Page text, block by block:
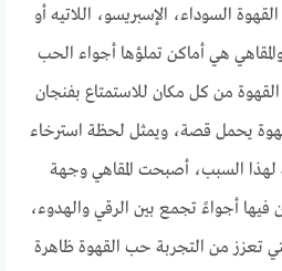
السوداء، الإسبريسو، اللاتيه أو
هي أماكن تملؤها أجواء الحب
من كل مكان للاستمتاع بفنجان
يحمل قصة، ويمثل لحظة استرخاء
السبب، أصبحت المقاهي وجهة
أجواءً تجمع بين الرقي والهدوء،
تعزز من التجربة حب القهوة ظاهرة